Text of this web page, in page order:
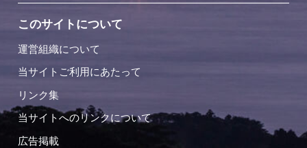
このサイトについて
運営組織について
当サイトご利用にあたって
リンク集
当サイトへのリンクについて
広告掲載